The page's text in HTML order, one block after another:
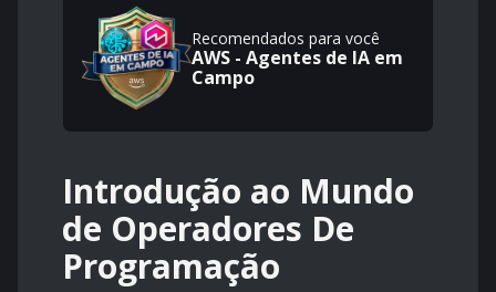
Recomendados para você
AWS - Agentes de IA em
Campo
Introdução ao Mundo
de Operadores De
Programação